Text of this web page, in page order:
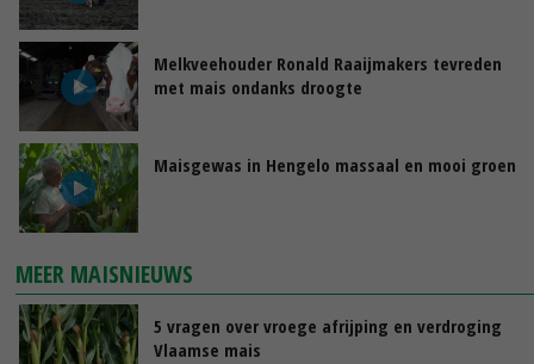
Melkveehouder Ronald Raaijmakers tevreden
met mais ondanks droogte
Maisgewas in Hengelo massaal en mooi groen
MEER MAISNIEUWS
5 vragen over vroege afrijping en verdroging
Vlaamse mais